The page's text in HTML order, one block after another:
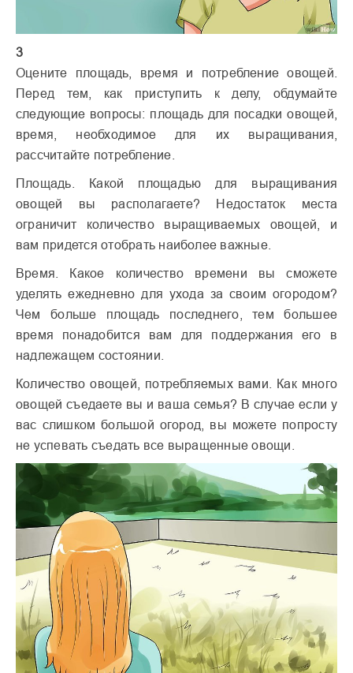
3
Оцените площадь, время и потребление овощей.
Перед тем, как приступить к делу, обдумайте
следующие вопросы: площадь для посадки овощей,
время, необходимое для их выращивания,
рассчитайте потребление.
Площадь. Какой площадью для выращивания
овощей вы располагаете? Недостаток места
ограничит количество выращиваемых овощей, и
вам придется отобрать наиболее важные.
Время. Какое количество времени вы сможете
уделять ежедневно для ухода за своим огородом?
Чем больше площадь последнего, тем большее
время понадобится вам для поддержания его в
надлежащем состоянии.
Количество овощей, потребляемых вами. Как много
овощей съедаете вы и ваша семья? В случае если у
вас слишком большой огород, вы можете попросту
не успевать съедать все выращенные овощи.